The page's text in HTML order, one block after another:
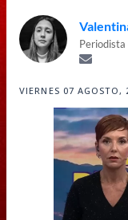
VIERNES 07